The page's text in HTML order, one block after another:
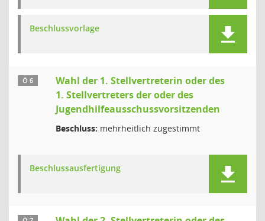
Beschlussvorlage
Ö 6
Wahl der 1. Stellvertreterin oder des
1. Stellvertreters der oder des
Jugendhilfeausschussvorsitzenden
Beschluss: mehrheitlich zugestimmt
Beschlussausfertigung